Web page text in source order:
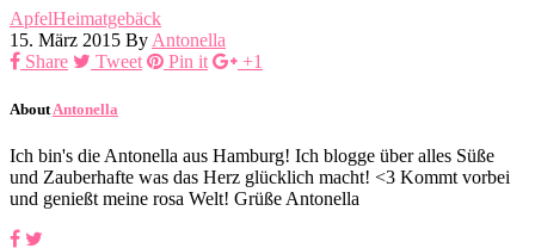
ApfelHeimatgebäck
15. März 2015 ByAntonella
Share
Tweet Pin it +1
About Antonella
Ich bin's die Antonella aus Hamburg! Ich blogge über alles Süße
und Zauberhafte was das Herz glücklich macht! <3 Kommt vorbei
und genießt meine rosa Welt! Grüße Antonella